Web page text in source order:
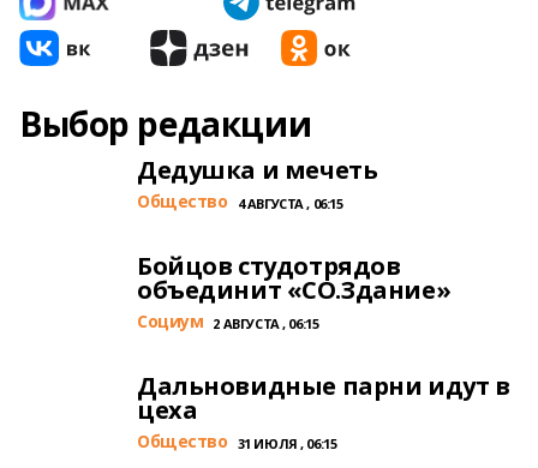
Выбор редакции
Дедушка и мечеть
Общество 4 АВГУСТА , 06:15
Бойцов студотрядов
объединит «СО.Здание»
Cоциум 2 АВГУСТА , 06:15
Дальновидные парни идут в
цеха
Общество 31 ИЮЛЯ , 06:15